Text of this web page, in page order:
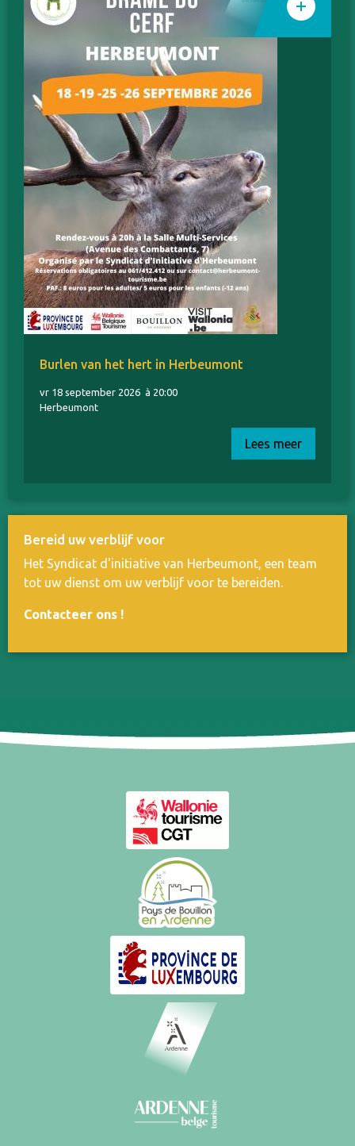
Burlen van het hert in Herbeumont
vr 18 september 2026 à 20:00
Herbeumont
Lees meer
Bereid uw verblijf voor
Het Syndicat d'initiative van Herbeumont, een team
tot uw dienst om uw verblijf voor te bereiden.
Contacteer ons !